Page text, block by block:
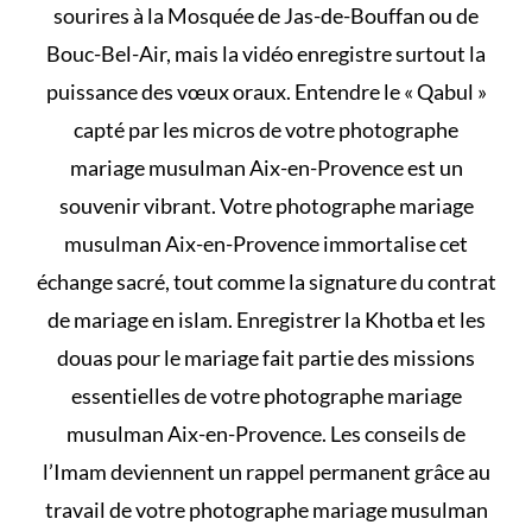
sourires à la Mosquée de Jas-de-Bouffan ou de
Bouc-Bel-Air, mais la vidéo enregistre surtout la
puissance des vœux oraux. Entendre le « Qabul »
capté par les micros de votre photographe
mariage musulman Aix-en-Provence est un
souvenir vibrant. Votre photographe mariage
musulman Aix-en-Provence immortalise cet
échange sacré, tout comme la signature ducontrat
de mariage en islam. Enregistrer la Khotba et les
douas pour le mariagefait partie des missions
essentielles de votre photographe mariage
musulman Aix-en-Provence. Les conseils de
l’Imam deviennent un rappel permanent grâce au
travail de votre photographe mariage musulman